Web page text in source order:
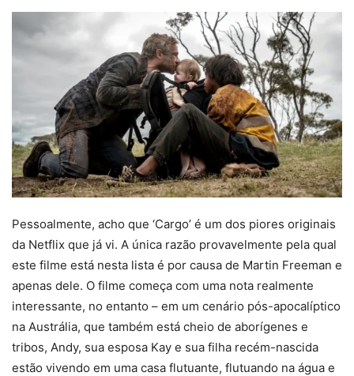
Pessoalmente, acho que ‘Cargo’ é um dos piores originais
da Netflix que já vi. A única razão provavelmente pela qual
este filme está nesta lista é por causa de Martin Freeman e
apenas dele. O filme começa com uma nota realmente
interessante, no entanto – em um cenário pós-apocalíptico
na Austrália, que também está cheio de aborígenes e
tribos, Andy, sua esposa Kay e sua filha recém-nascida
estão vivendo em uma casa flutuante, flutuando na água e